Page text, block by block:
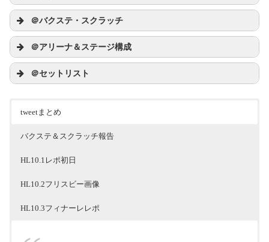
本全国の映画館でライブ・ビューイングが
最新情報から､チケット先行予約､ブログ､動画､画像
www.ldh-liveschedule.jp
THE LIVE
EXILE TRIBE STATION ONLINE STORE
EXILE TRIBE STATION ONLINE STORE。LDH所属ア
https://t.co/ERotmuNp2K
＠バクステ・スクラッチ
＠アリーナ＆ステージ構成
＠セットリスト
tweetまとめ
バクステ＆スクラッチ報告
HL10.1レポ初日
HL10.2フリスビー画像
HL10.3フィナーレレポ